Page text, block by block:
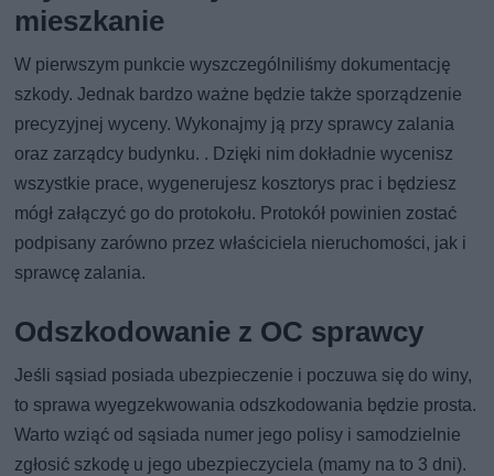
mieszkanie
W pierwszym punkcie wyszczególniliśmy dokumentację
szkody. Jednak bardzo ważne będzie także sporządzenie
precyzyjnej wyceny. Wykonajmy ją przy sprawcy zalania
oraz zarządcy budynku. . Dzięki nim dokładnie wycenisz
wszystkie prace, wygenerujesz kosztorys prac i będziesz
mógł załączyć go do protokołu. Protokół powinien zostać
podpisany zarówno przez właściciela nieruchomości, jak i
sprawcę zalania.
Odszkodowanie z OC sprawcy
Jeśli sąsiad posiada ubezpieczenie i poczuwa się do winy,
to sprawa wyegzekwowania odszkodowania będzie prosta.
Warto wziąć od sąsiada numer jego polisy i samodzielnie
zgłosić szkodę u jego ubezpieczyciela (mamy na to 3 dni).